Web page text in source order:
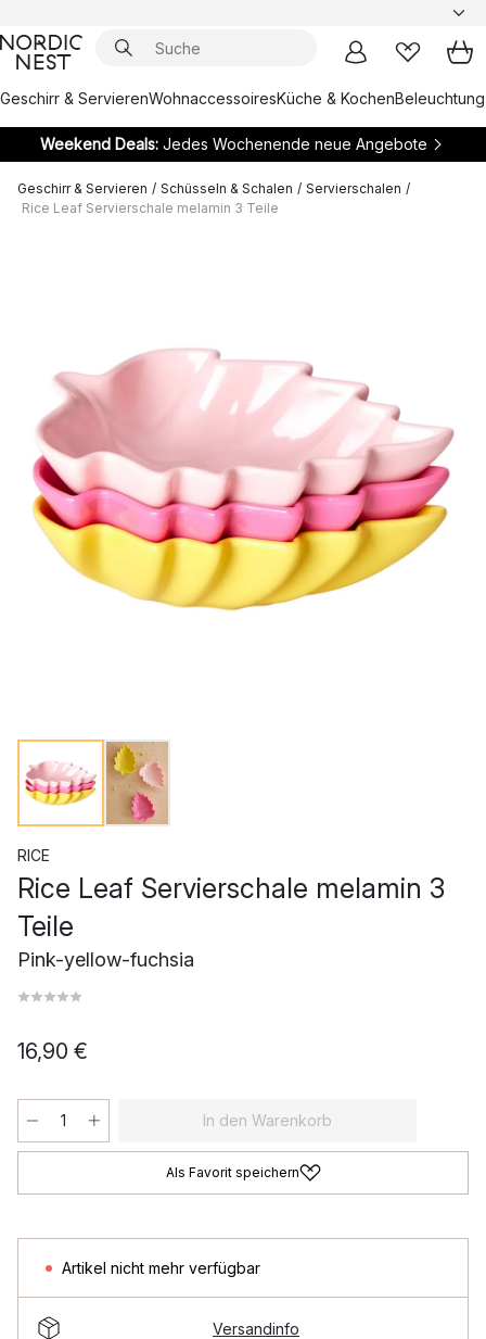
Geschirr & ServierenWohnaccessoiresKüche & KochenBeleuchtung
Weekend Deals:Jedes Wochenende neue Angebote
Geschirr & Servieren / Schüsseln & Schalen / Servierschalen /
Rice Leaf Servierschale melamin 3 Teile
RICE
Rice Leaf Servierschale melamin 3
Teile
Pink-yellow-fuchsia
16,90 €
In den Warenkorb
Als Favorit speichern
Artikel nicht mehr verfügbar
Versandinfo